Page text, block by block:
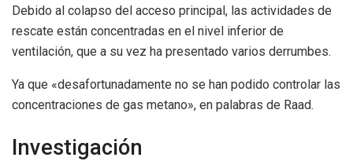
Debido al colapso del acceso principal, las actividades de
rescate están concentradas en el nivel inferior de
ventilación, que a su vez ha presentado varios derrumbes.
Ya que «desafortunadamente no se han podido controlar las
concentraciones de gas metano», en palabras de Raad.
Investigación